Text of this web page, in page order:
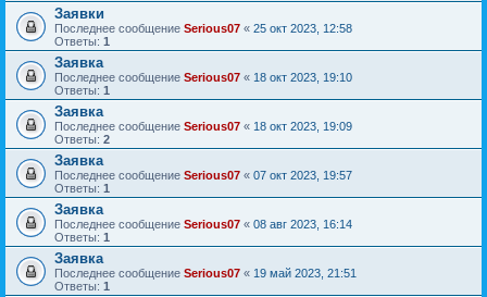
Заявки
Последнее сообщение Serious07 « 25 окт 2023, 12:58
Ответы: 1
Заявка
Последнее сообщение Serious07 « 18 окт 2023, 19:10
Ответы: 1
Заявка
Последнее сообщение Serious07 « 18 окт 2023, 19:09
Ответы: 2
Заявка
Последнее сообщение Serious07 « 07 окт 2023, 19:57
Ответы: 1
Заявка
Последнее сообщение Serious07 « 08 авг 2023, 16:14
Ответы: 1
Заявка
Последнее сообщение Serious07 « 19 май 2023, 21:51
Ответы: 1